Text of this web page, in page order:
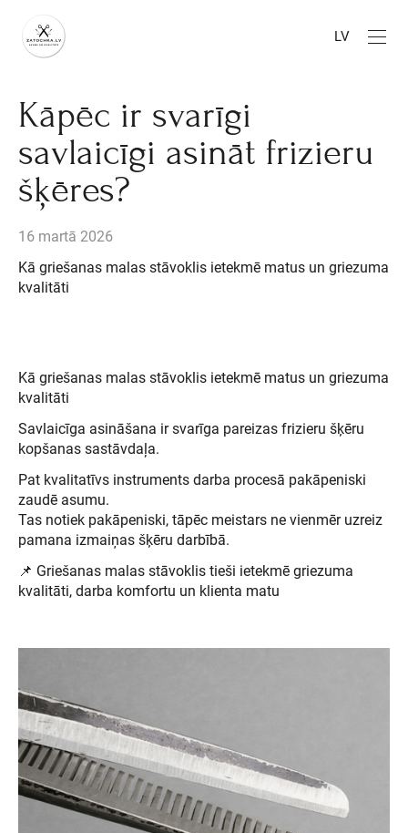
LV
Kāpēc ir svarīgi
savlaicīgi asināt frizieru
šķēres?
16 martā 2026
Kā griešanas malas stāvoklis ietekmē matus un griezuma
kvalitāti
Kā griešanas malas stāvoklis ietekmē matus un griezuma
kvalitāti
Savlaicīga asināšana ir svarīga pareizas frizieru šķēru
kopšanas sastāvdaļa.
Pat kvalitatīvs instruments darba procesā pakāpeniski
zaudē asumu.
Tas notiek pakāpeniski, tāpēc meistars ne vienmēr uzreiz
pamana izmaiņas šķēru darbībā.
📌 Griešanas malas stāvoklis tieši ietekmē griezuma
kvalitāti, darba komfortu un klienta matu